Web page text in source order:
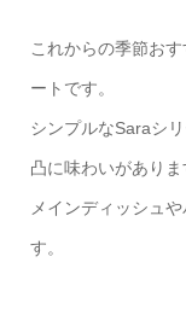
これからの季節お
ートです。
シンプルなSaraシ
凸に味わいがありま
メインディッシュ
す。